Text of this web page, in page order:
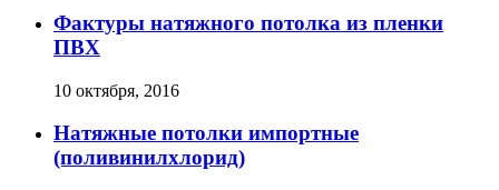
Фактуры натяжного потолка из пленки
ПВХ
10 октября, 2016
Натяжные потолки импортные
(поливинилхлорид)